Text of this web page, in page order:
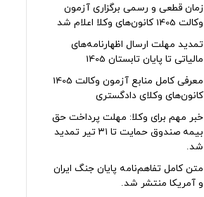
زمان قطعی و رسمی برگزاری آزمون
وکالت 1405 کانون‌های وکلا اعلام شد
تمدید مهلت ارسال اظهارنامه‌های
مالیاتی تا پایان تابستان 1405
معرفی کامل منابع آزمون وکالت 1405
کانون‌های وکلای دادگستری
خبر مهم برای وکلا: مهلت پرداخت حق
بیمه صندوق حمایت تا ۳۱ تیر تمدید
شد.
متن کامل تفاهم‌نامه پایان جنگ ایران
و آمریکا منتشر شد.